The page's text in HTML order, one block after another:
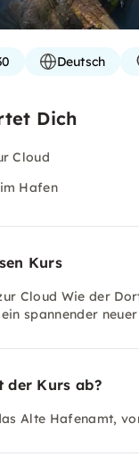
Deutsch
Dich
Cloud
Hafen
Kurs
Cloud Wie der
spannender
der Kurs ab?
Alte Hafenamt,